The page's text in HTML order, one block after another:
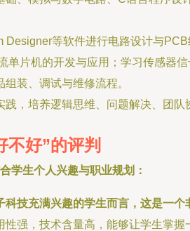
Designer等软件进行电路设计与PCB
单片机的开发与应用；学习传感器信
装、调试与维修流程。
践，培养逻辑思维、问题解决、团队
不好”的评判
学生个人兴趣与职业规划：
科技充满兴趣的学生而言，这是一个
性强，技术含量高，能够让学生掌握